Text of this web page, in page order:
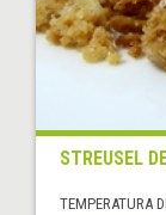
STREUSEL
TEMPERATURA